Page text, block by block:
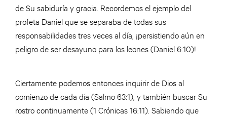
de Su sabiduría y gracia. Recordemos el ejemplo del
profeta Daniel que se separaba de todas sus
responsabilidades tres veces al día, ¡persistiendo aún en
peligro de ser desayuno para los leones (Daniel 6:10)!
Ciertamente podemos entonces inquirir de Dios al
comienzo de cada día (Salmo 63:1), y también buscar Su
rostro continuamente (1 Crónicas 16:11). Sabiendo que